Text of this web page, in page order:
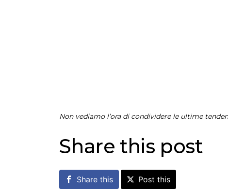
Non vediamo l’ora di condividere le ultime
Share this post
Share this Post this